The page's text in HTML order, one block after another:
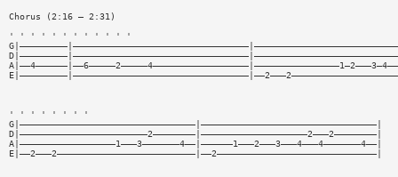
Chorus (2:16 — 2:31)
' ' ' ' ' ' ' ' ' ' ' '
' ' ' ' ' ' ' '
G|—————————————————————————————————|—————————————————————————————————|
D|————————————————————————2————————|————————————————————2———2————————|
A|——————————————————1———3———————4——|——————1———2———3———4———4———————4——|
E|——2———2——————————————————————————|——2——————————————————————————————|